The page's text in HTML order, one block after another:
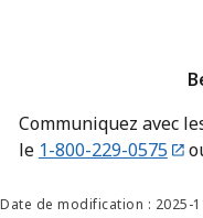
Communiquez avec
le 1-800-229-0575
Date de modification : 2025-